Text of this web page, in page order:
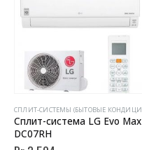
Сплит-система LG Evo Max
DC07RH